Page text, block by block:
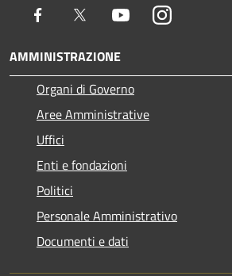
Facebook Twitter YoutubeInstagram
AMMINISTRAZIONE
Organi di Governo
Aree Amministrative
Uffici
Enti e fondazioni
Politici
Personale Amministrativo
Documenti e dati